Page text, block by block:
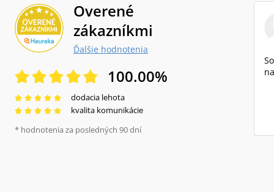
Overené
zákazníkmi
Ďalšie hodnotenia
100.00%
dodacia lehota
kvalita komunikácie
* hodnotenia za posledných 90 dní